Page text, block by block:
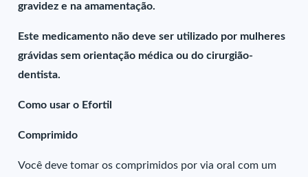
gravidez e na amamentação.
Este medicamento não deve ser utilizado por mulheres
grávidas sem orientação médica ou do cirurgião-
dentista.
Como usar o Efortil
Comprimido
Você deve tomar os comprimidos por via oral com um